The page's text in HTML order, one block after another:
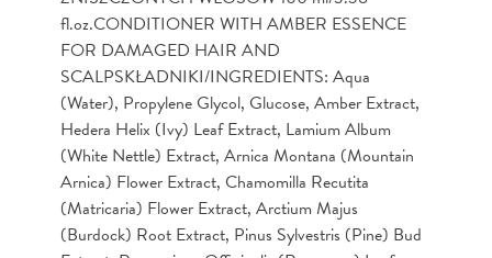
fl.oz.CONDITIONER WITH AMBER ESSENCE
FOR DAMAGED HAIR AND
SCALPSKŁADNIKI/INGREDIENTS: Aqua
(Water), Propylene Glycol, Glucose, Amber Extract,
Hedera Helix (Ivy) Leaf Extract, Lamium Album
(White Nettle) Extract, Arnica Montana (Mountain
Arnica) Flower Extract, Chamomilla Recutita
(Matricaria) Flower Extract, Arctium Majus
(Burdock) Root Extract, Pinus Sylvestris (Pine) Bud